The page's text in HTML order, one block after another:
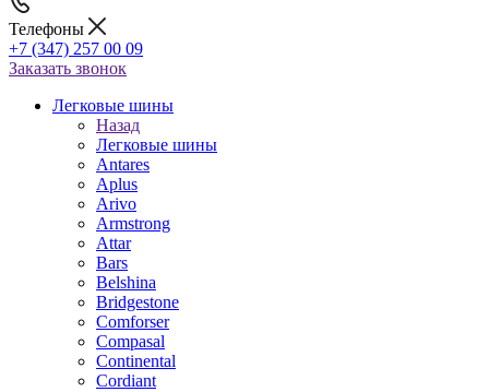
Телефоны
+7 (347) 257 00 09
Заказать звонок
Легковые шины
Назад
Легковые шины
Antares
Aplus
Arivo
Armstrong
Attar
Bars
Belshina
Bridgestone
Comforser
Compasal
Continental
Cordiant